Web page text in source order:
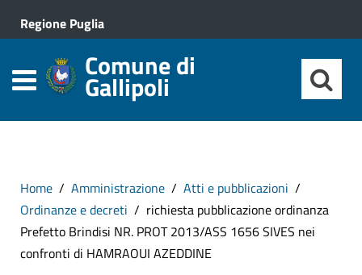
Regione Puglia
Comune di
Gallipoli
Home Amministrazione
Atti e pubblicazioni
Ordinanze e decreti
richiesta pubblicazione ordinanza
Prefetto Brindisi NR. PROT 2013/ASS 1656 SIVES nei
confronti di HAMRAOUI AZEDDINE